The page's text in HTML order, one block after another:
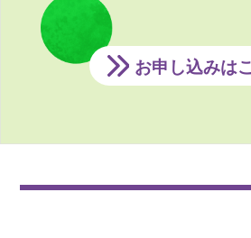
お申し込みは